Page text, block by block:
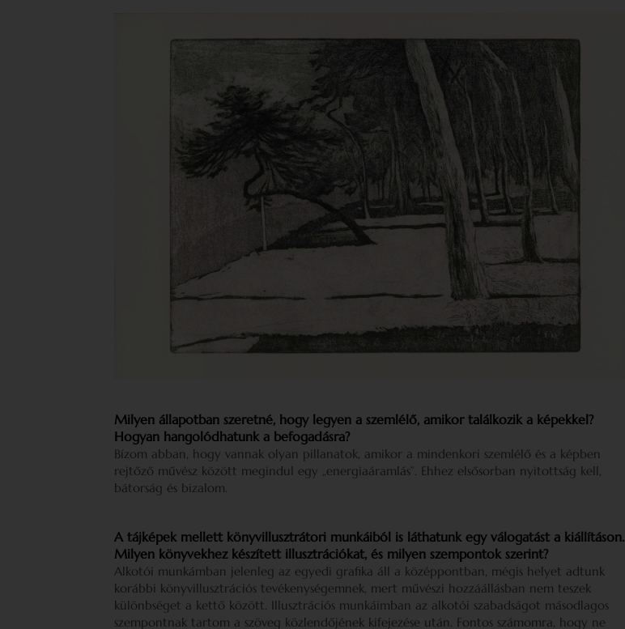
Milyen állapotban szeretné, hogy legyen a szemlélő, amikor találkozik a képekkel?
Hogyan hangolódhatunk a befogadásra?
Bízom abban, hogy vannak olyan pillanatok, amikor a mindenkori szemlélő és a képben
rejtőző művész között megindul egy „energiaáramlás”. Ehhez elsősorban nyitottság kell,
bátorság és bizalom.
A tájképek mellett könyvillusztrátori munkáiból is láthatunk egy válogatást a kiállításon.
Milyen könyvekhez készített illusztrációkat, és milyen szempontok szerint?
Alkotói munkámban jelenleg az egyedi grafika áll a középpontban, mégis helyet adtunk
korábbi könyvillusztrációs tevékenységemnek, mert művészi hozzáállásban nem teszek
különbséget a kettő között. Illusztrációs munkáimban az alkotói szabadságot másodlagos
szempontnak tartom a szöveg közlendőjének kifejezése után. Fontos számomra, hogy ne